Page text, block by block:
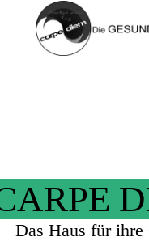
Das Haus für ihre